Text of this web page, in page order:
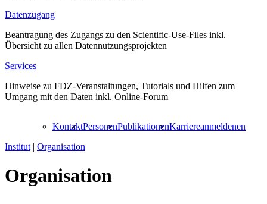
Datenzugang
Beantragung des Zugangs zu den Scientific-Use-Files inkl.
Übersicht zu allen Datennutzungsprojekten
Services
Hinweise zu FDZ-Veranstaltungen, Tutorials und Hilfen zum
Umgang mit den Daten inkl. Online-Forum
KontaktPersonenPublikationenKarriereanmeldenen
Institut | Organisation
Organisation